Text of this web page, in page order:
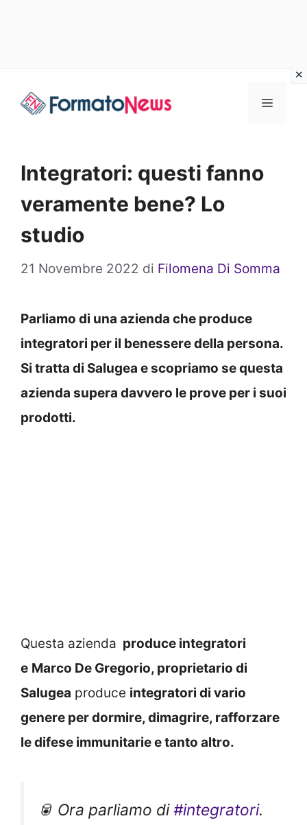
Menu
Integratori: questi fanno
veramente bene? Lo
studio
21 Novembre 2022 di Filomena Di Somma
Parliamo di una azienda che produce
integratori per il benessere della persona.
Si tratta di Salugea e scopriamo se questa
azienda supera davvero le prove per i suoi
prodotti.
Questa azienda produce integratori
e Marco De Gregorio, proprietario di
Salugea produce integratori di vario
genere per dormire, dimagrire, rafforzare
le difese immunitarie e tanto altro.
🥫 Ora parliamo di #integratori.